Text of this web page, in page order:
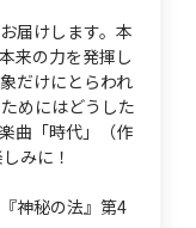
届けします。本
来の力を発揮し
だけにとらわれ
めにはどうした
曲「時代」（作
みに！
神秘の法』第4